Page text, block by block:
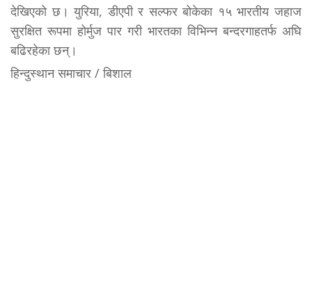
देखिएको छ। युरिया, डीएपी र सल्फर बोकेका १५ भारतीय जहाज
सुरक्षित रूपमा होर्मुज पार गरी भारतका विभिन्न बन्दरगाहतर्फ अघि
बढिरहेका छन्।
हिन्दुस्थान समाचार / बिशाल